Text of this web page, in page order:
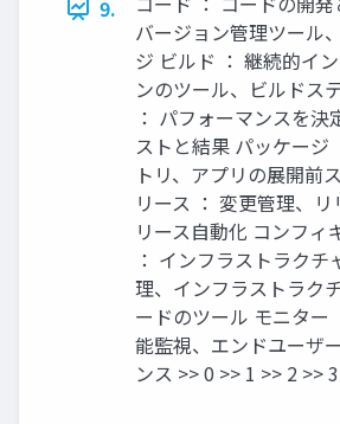
9.
バージョン管理ツール
ジ ビルド ： 継続的イ
ンのツール、ビルドス
： パフォーマンスを決
ストと結果 パッケージ
トリ、アプリの展開前
リース ： 変更管理、
リース自動化 コンフィ
： インフラストラクチ
理、インフラストラク
ードのツール モニター
能監視、エンドユーザ
ンス >> 0 >> 1 >> 2 >>